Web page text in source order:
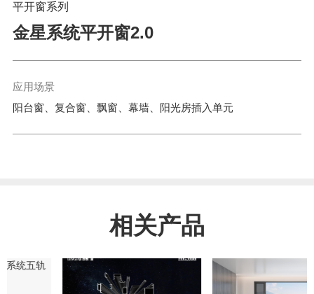
平开窗系列
金星系统平开窗2.0
应用场景
阳台窗、复合窗、飘窗、幕墙、阳光房插入单元
相关产品